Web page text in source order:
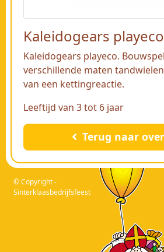
Kaleidogears playeco
Kaleidogears playeco.
verschillende maten
van een kettingreactie.
Leeftijd van 3 tot 6 jaar
Terug naar
© Copyright -
Sinterklaasbedrijfsfeest